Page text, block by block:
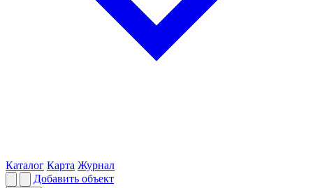
Каталог Карта Журнал
Добавить объект